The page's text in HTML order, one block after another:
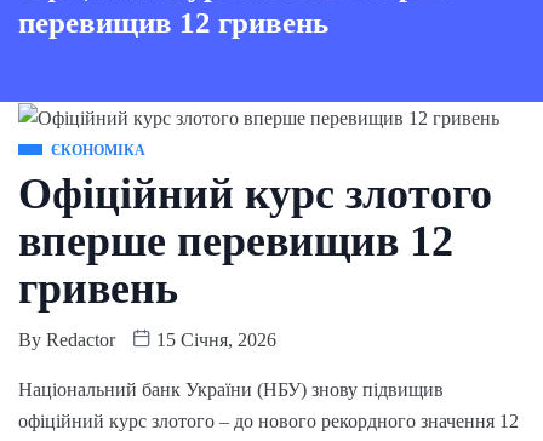
перевищив 12 гривень
ЄКОНОМІКА
Офіційний курс злотого
вперше перевищив 12
гривень
By Redactor 15 Січня, 2026
Національний банк України (НБУ) знову підвищив
офіційний курс злотого – до нового рекордного значення 12